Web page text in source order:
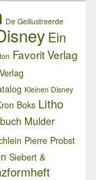
De Geillustreerde
Ein
Favorit Verlag
Kleinen Disney
Boks Litho
Mulder
Pierre Probst
Siebert &